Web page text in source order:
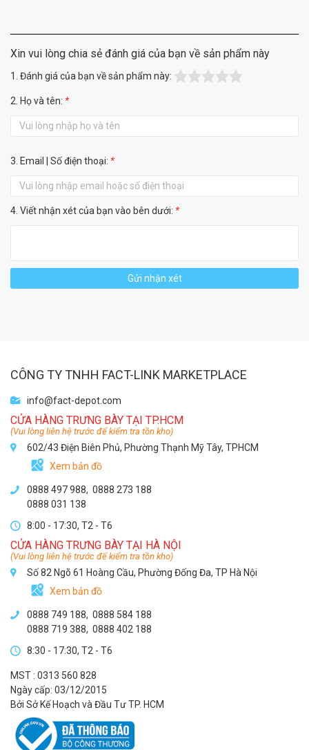
Xin vui lòng chia sẻ đánh giá của bạn về sản phẩm này
1. Đánh giá của bạn về sản phẩm này:
2. Họ và tên: *
3. Email | Số điện thoại: *
4. Viết nhận xét của bạn vào bên dưới: *
Gửi nhận xét
CÔNG TY TNHH FACT-LINK MARKETPLACE
info@fact-depot.com
CỬA HÀNG TRƯNG BÀY TẠI TP.HCM
(Vui lòng liên hệ trước để kiểm tra tồn kho)
602/43 Điện Biên Phủ, Phường Thạnh Mỹ Tây, TPHCM
Xem bản đồ
0888 497 988, 0888 273 188
0888 031 138
8:00 - 17:30, T2 - T6
CỬA HÀNG TRƯNG BÀY TẠI HÀ NỘI
(Vui lòng liên hệ trước để kiểm tra tồn kho)
Số 82 Ngõ 61 Hoàng Cầu, Phường Đống Đa, TP Hà Nội
Xem bản đồ
0888 749 188, 0888 584 188
0888 719 388, 0888 402 188
8:30 - 17:30, T2 - T6
MST : 0313 560 828
Ngày cấp: 03/12/2015
Bởi Sở Kế Hoạch và Đầu Tư TP. HCM